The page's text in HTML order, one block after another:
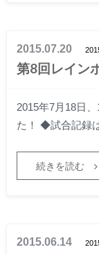
2015.07.20
第8回レイン
2015年7月18日
た！ ◆試合記録
続きを読む
2015.06.14